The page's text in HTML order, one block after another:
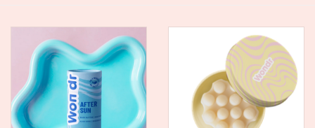
Kadootjes
Belgisch